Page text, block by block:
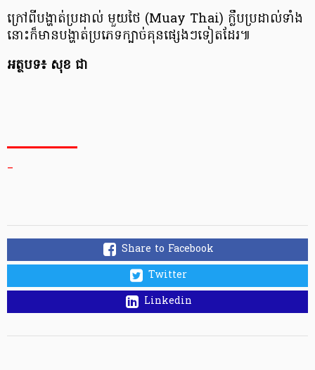
ក្រៅពីបង្ហាត់ប្រដាល់ មួយថៃ (Muay Thai) ក្លឹបប្រដាល់ទាំង
នោះក៏មានបង្ហាត់ប្រភេទក្បាច់គុនផ្សេងៗទៀតដែរ៕
អត្ថបទ៖ សុខ ជា
_
Share to Facebook
Twitter
Linkedin